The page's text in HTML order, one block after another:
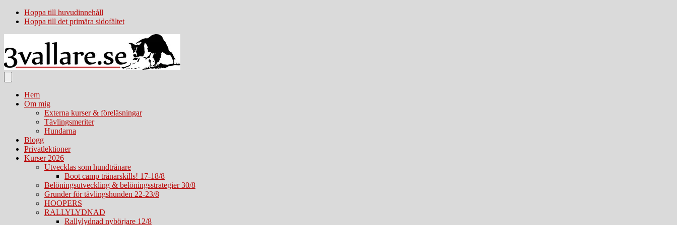
Hoppa till huvudinnehåll
Hoppa till det primära sidofältet
Hem
Om mig
Externa kurser & föreläsningar
Tävlingsmeriter
Hundarna
Blogg
Privatlektioner
Kurser 2026
Utvecklas som hundtränare
Boot camp tränarskills! 17-18/8
Belöningsutveckling & belöningsstrategier 30/8
Grunder för tävlingshunden 22-23/8
HOOPERS
RALLYLYDNAD
Rallylydnad nybörjare 12/8